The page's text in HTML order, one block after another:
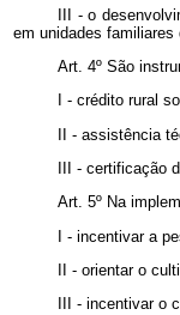
III - o
em unidades familiares
Art. 4º São
I - crédito rural
II - assistência
III - certificação
Art. 5º Na
I - incentivar a
II - orientar o
III - incentivar o